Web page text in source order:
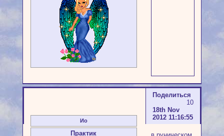
Поделиться
10
18th Nov
2012 11:16:55
Ио
Практик